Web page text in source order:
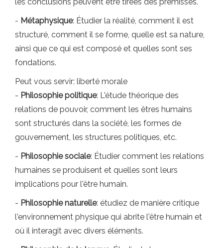
- Métaphysique: Étudier la réalité, comment il est
structuré, comment il se forme, quelle est sa nature,
ainsi que ce qui est composé et quelles sont ses
fondations.
Peut vous servir: liberté morale
- Philosophie politique: L'étude théorique des
relations de pouvoir, comment les êtres humains
sont structurés dans la société, les formes de
gouvernement, les structures politiques, etc.
- Philosophie sociale: Étudier comment les relations
humaines se produisent et quelles sont leurs
implications pour l'être humain.
- Philosophie naturelle: étudiez de manière critique
l'environnement physique qui abrite l'être humain et
où il interagit avec divers éléments.